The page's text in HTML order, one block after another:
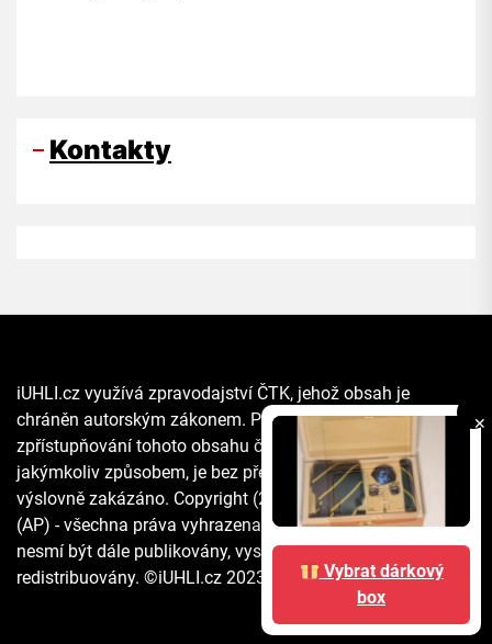
Kontakty
✕
Vybrat dárkový
box
iUHLI.cz využívá zpravodajství ČTK, jehož obsah je
chráněn autorským zákonem. Přepis, šíření či další
zpřístupňování tohoto obsahu či jeho části veřejnosti, a to
jakýmkoliv způsobem, je bez předchozího souhlasu ČTK
výslovně zakázáno. Copyright (2021) The Associated Press
(AP) - všechna práva vyhrazena. Materiály agentury AP
nesmí být dále publikovány, vysílány, přepisovány nebo
redistribuovány. ©iUHLI.cz 2023 All rights reserved.